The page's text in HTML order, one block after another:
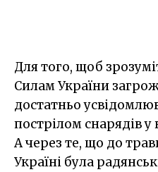
Для того, щоб
Силам України
достатньо
пострілом снарядів у
А через те, що до
Україні була